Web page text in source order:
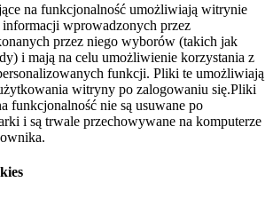
na funkcjonalność umożliwiają witrynie
wprowadzonych przez
przez niego wyborów (takich jak
i mają na celu umożliwienie korzystania z
funkcji. Pliki te umożliwiają
witryny po zalogowaniu się.Pliki
funkcjonalność nie są usuwane po
i są trwale przechowywane na komputerze